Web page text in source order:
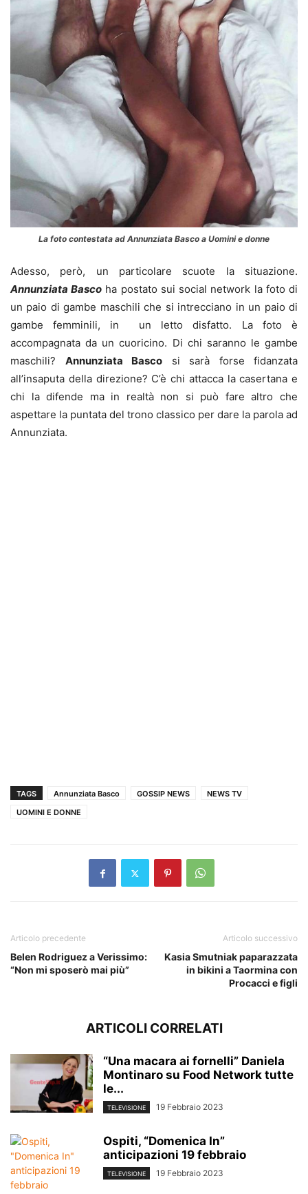
La foto contestata ad Annunziata Basco a Uomini e donne
Adesso, però, un particolare scuote la situazione.
Annunziata Basco ha postato sui social network la foto di
un paio di gambe maschili che si intrecciano in un paio di
gambe femminili, in un letto disfatto. La foto è
accompagnata da un cuoricino. Di chi saranno le gambe
maschili? Annunziata Basco si sarà forse fidanzata
all’insaputa della direzione? C’è chi attacca la casertana e
chi la difende ma in realtà non si può fare altro che
aspettare la puntata del trono classico per dare la parola ad
Annunziata.
TAGS Annunziata Basco GOSSIP NEWS
NEWS TV
UOMINI E DONNE
Articolo precedente
Belen Rodriguez a Verissimo:
“Non mi sposerò mai più”
Articolo successivo
Kasia Smutniak paparazzata
in bikini a Taormina con
Procacci e figli
ARTICOLI CORRELATI
“Una macara ai fornelli” Daniela
Montinaro su Food Network tutte
le...
TELEVISIONE 19 Febbraio 2023
Ospiti, “Domenica In”
anticipazioni 19 febbraio
TELEVISIONE 19 Febbraio 2023